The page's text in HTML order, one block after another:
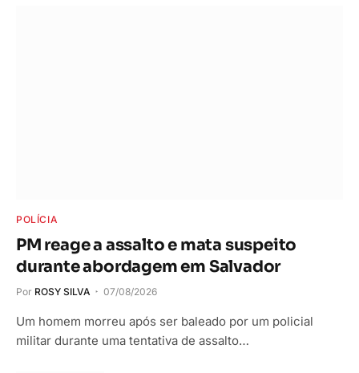
POLÍCIA
PM reage a assalto e mata suspeito
durante abordagem em Salvador
Por ROSY SILVA 07/08/2026
Um homem morreu após ser baleado por um policial
militar durante uma tentativa de assalto…